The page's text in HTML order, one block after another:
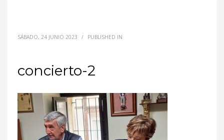
SÁBADO, 24 JUNIO 2023 / PUBLISHED IN
concierto-2